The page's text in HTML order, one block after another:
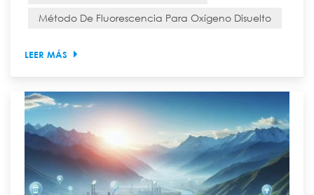
Método De Fluorescencia Para Oxígeno Disuelto
LEER MÁS